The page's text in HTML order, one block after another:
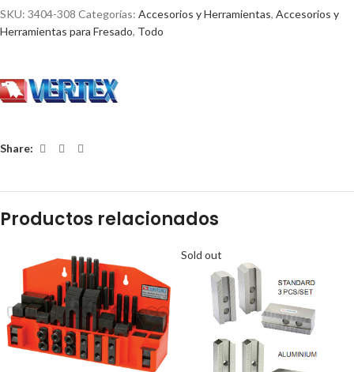
SKU: 3404-308 Categorías: Accesorios y Herramientas, Accesorios y
Herramientas para Fresado, Todo
Share:
Productos relacionados
Sold out